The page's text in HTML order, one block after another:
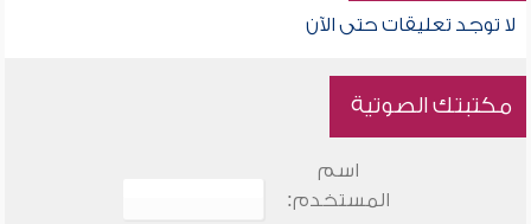
لا توجد تعليقات حتى الآن
مكتبتك الصوتية
اسم
المستخدم: